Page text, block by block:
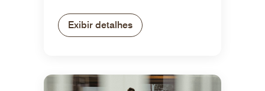
Exibir detalhes